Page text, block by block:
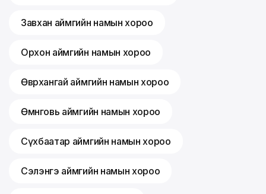
Завхан аймгийн намын хороо
Орхон аймгийн намын хороо
Өвөрхангай аймгийн намын хороо
Өмнөговь аймгийн намын хороо
Сүхбаатар аймгийн намын хороо
Сэлэнгэ аймгийн намын хороо